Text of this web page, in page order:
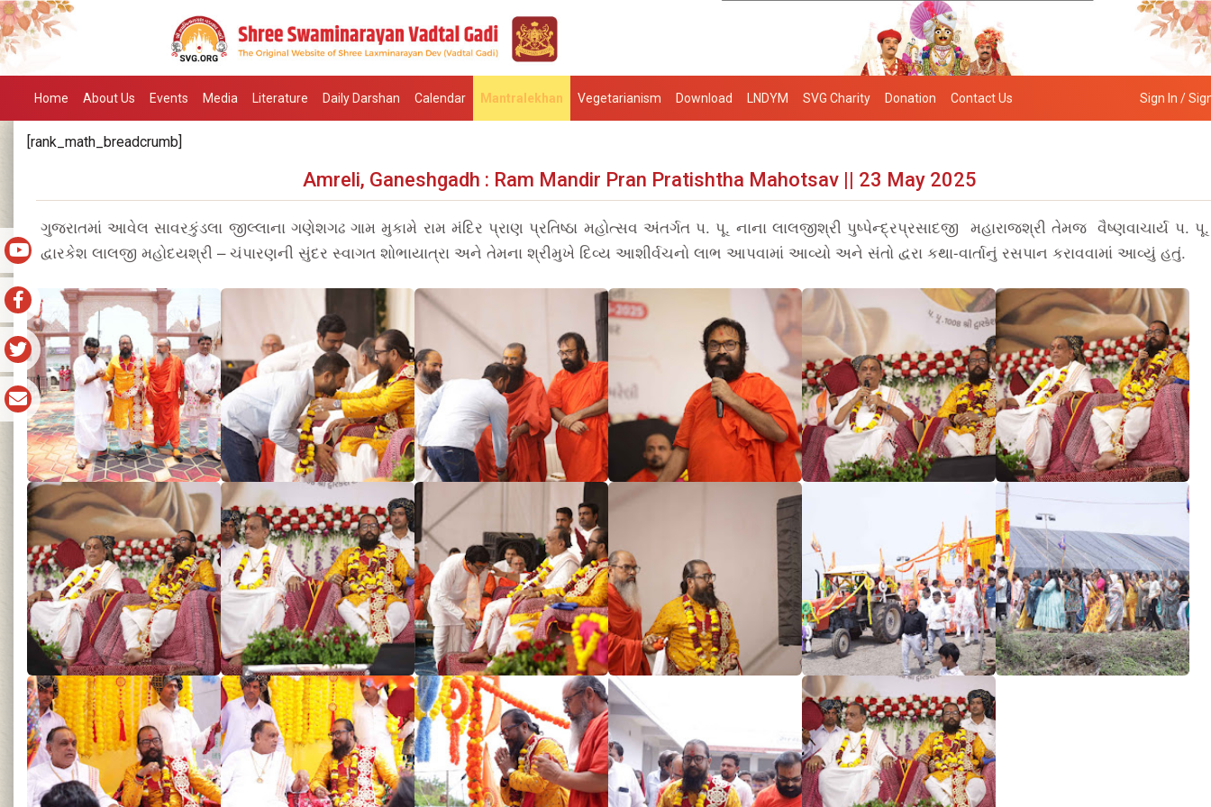
Home About Us Events Media Literature Daily Darshan Calendar Mantralekhan Vegetarianism Download LNDYM SVG Charity Donation Contact Us Sign In /
[rank_math_breadcrumb]
Amreli, Ganeshgadh : Ram Mandir Pran Pratishtha Mahotsav || 23 May 2025
ગુજરાતમાં આવેલ સાવરકુંડલા જીલ્લાના ગણેશગઢ ગામ મુકામે રામ મંદિર પ્રાણ પ્રતિષ્ઠા મહોત્સવ અંતર્ગત પ. પૂ. નાના લાલજીશ્રી પુષ્પેન્દ્રપ્રસાદજી મહારાજશ્રી તેમજ વૈષ્ણવાચાર્ય પ.
દ્વારકેશ લાલજી મહોદયશ્રી – ચંપારણની સુંદર સ્વાગત શોભાયાત્રા અને તેમના શ્રીમુખે દિવ્ય આશીર્વચનો લાભ આપવામાં આવ્યો અને સંતો દ્વરા કથા-વાર્તાનું રસપાન કરાવવામાં આવ્યું હતું.